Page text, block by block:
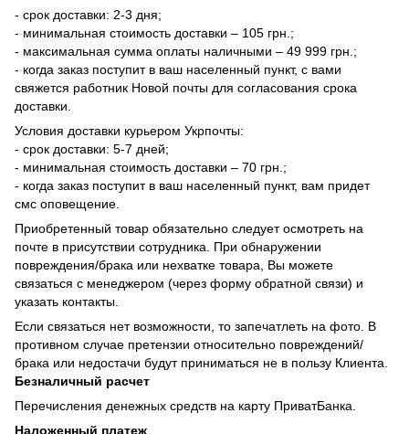
- срок доставки: 2-3 дня;
- минимальная стоимость доставки – 105 грн.;
- максимальная сумма оплаты наличными – 49 999 грн.;
- когда заказ поступит в ваш населенный пункт, с вами
свяжется работник Новой почты для согласования срока
доставки.
Условия доставки курьером Укрпочты:
- срок доставки: 5-7 дней;
- минимальная стоимость доставки – 70 грн.;
- когда заказ поступит в ваш населенный пункт, вам придет
смс оповещение.
Приобретенный товар обязательно следует осмотреть на
почте в присутствии сотрудника. При обнаружении
повреждения/брака или нехватке товара, Вы можете
связаться с менеджером (через форму обратной связи) и
указать контакты.
Если связаться нет возможности, то запечатлеть на фото. В
противном случае претензии относительно повреждений/
брака или недостачи будут приниматься не в пользу Клиента.
Безналичный расчет
Перечисления денежных средств на карту ПриватБанка.
Наложенный платеж